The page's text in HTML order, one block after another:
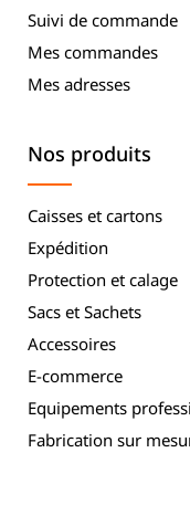
Suivi de commande
Mes commandes
Mes adresses
Nos produits
Caisses et cartons
Expédition
Protection et calage
Sacs et Sachets
Accessoires
E-commerce
Equipements
Fabrication sur